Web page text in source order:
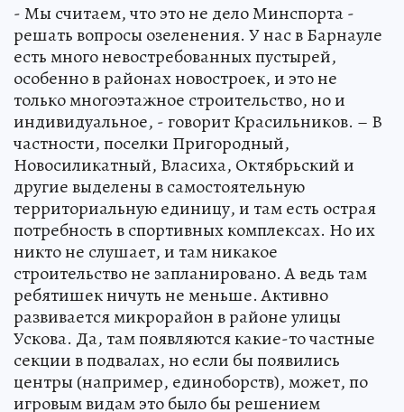
- Мы считаем, что это не дело Минспорта -
решать вопросы озеленения. У нас в Барнауле
есть много невостребованных пустырей,
особенно в районах новостроек, и это не
только многоэтажное строительство, но и
индивидуальное, - говорит Красильников. – В
частности, поселки Пригородный,
Новосиликатный, Власиха, Октябрьский и
другие выделены в самостоятельную
территориальную единицу, и там есть острая
потребность в спортивных комплексах. Но их
никто не слушает, и там никакое
строительство не запланировано. А ведь там
ребятишек ничуть не меньше. Активно
развивается микрорайон в районе улицы
Ускова. Да, там появляются какие-то частные
секции в подвалах, но если бы появились
центры (например, единоборств), может, по
игровым видам это было бы решением